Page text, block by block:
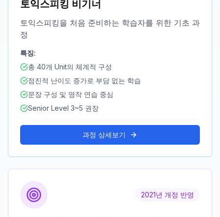
토익스피킹 비기너
토익스피킹을 처음 준비하는 학습자를 위한 기초 과
정
특징:
총 40개 Unit의 체계적 구성
점진적 난이도 증가로 부담 없는 학습
문장 구성 및 영작 연습 중심
Senior Level 3~5 권장
과정 상세보기
2021년 개정 반영